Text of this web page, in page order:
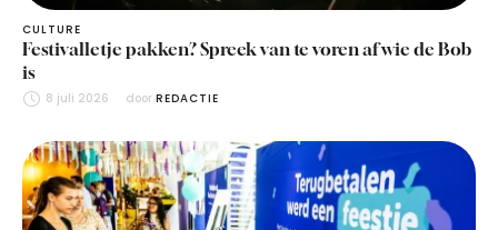
CULTURE
Festivalletje pakken? Spreek van te voren af wie de Bob
is
8 juli 2026 door REDACTIE